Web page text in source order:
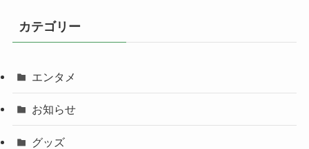
カテゴリー
エンタメ
お知らせ
グッズ